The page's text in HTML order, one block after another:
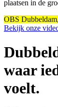
plaatsen in de
OBS
Bekijk onze
waar
voelt.